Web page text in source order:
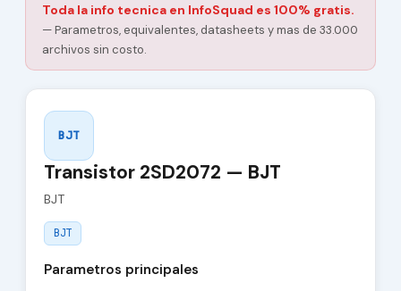
Toda la info tecnica en InfoSquad es 100% gratis.
— Parametros, equivalentes, datasheets y mas de 33.000
archivos sin costo.
BJT
Transistor 2SD2072 — BJT
BJT
BJT
Parametros principales